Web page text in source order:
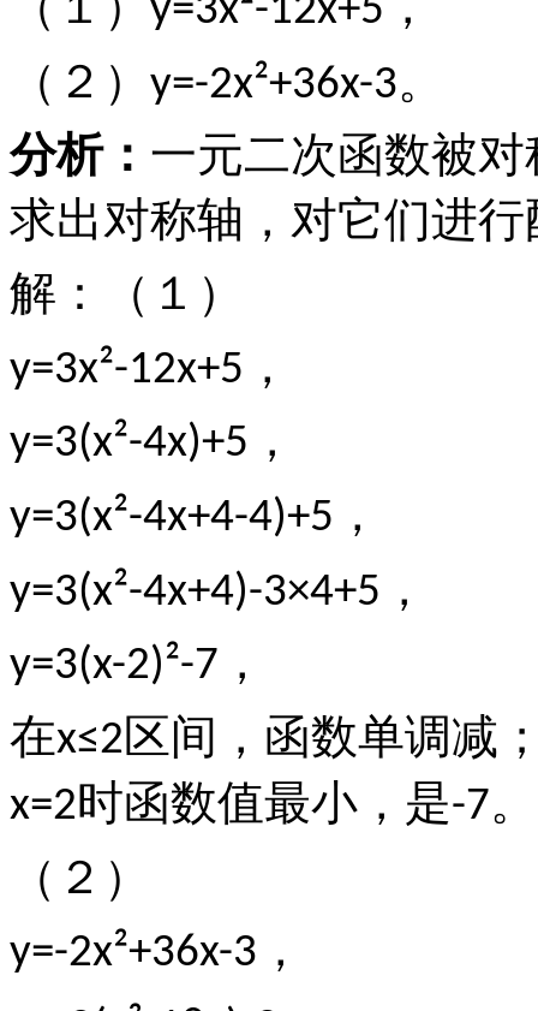
y=3x²-12x+5
（２） y=-2x²+36x-3。
分析： 一元二次函数被
求出对称轴，对它们进行
解：（１）
y=3x²-12x+5 ，
y=3(x²-4x)+5 ，
y=3(x²-4x+4-4)+5 ，
y=3(x²-4x+4)-3×4+5 ，
y=3(x-2)²-7 ，
在x≤2区间，函数单调减
x=2时函数值最小，是-7。
（２）
y=-2x²+36x-3 ，